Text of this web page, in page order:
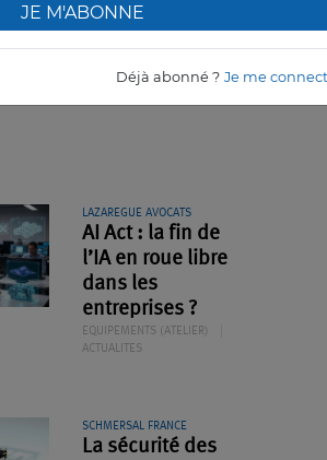
JE M'ABONNE
Déjà abonné ? Je me
LAZAREGUE AVOCATS
AI Act : la fin de
l’IA en roue libre
dans les
entreprises ?
EQUIPEMENTS (ATELIER)
ACTUALITES
SCHMERSAL FRANCE
La sécurité des